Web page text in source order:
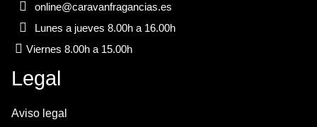
online@caravanfragancias.es
Lunes a jueves 8.00h a 16.00h
Viernes 8.00h a 15.00h
Legal
Aviso legal